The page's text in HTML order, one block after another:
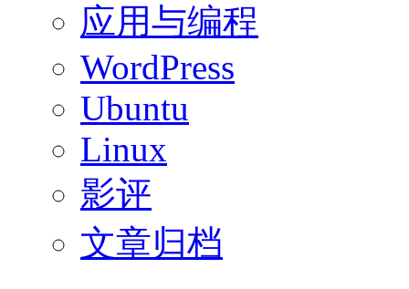
应用与编程
WordPress
Ubuntu
Linux
影评
文章归档